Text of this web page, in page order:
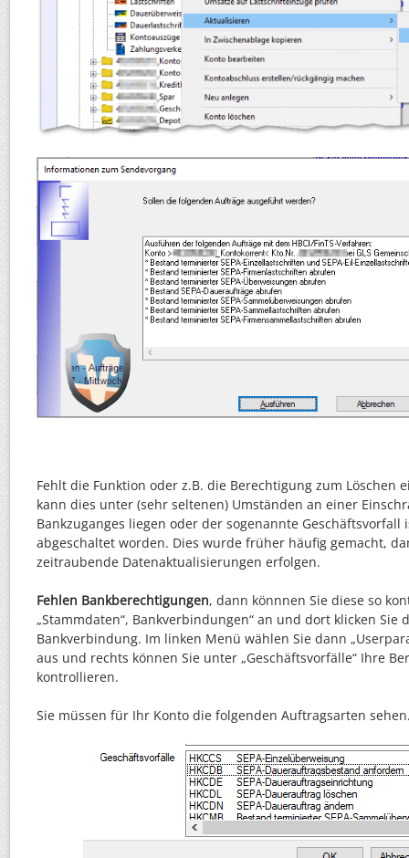
Fehlt die Funktion oder z.B. die Berechtigung zum Löschen
kann dies unter (sehr seltenen) Umständen an einer
Bankzuganges liegen oder der sogenannte
abgeschaltet worden. Dies wurde früher häufig gemacht,
zeitraubende Datenaktualisierungen erfolgen.
Fehlen Bankberechtigungen, dann könnnen Sie diese so
„Stammdaten“, Bankverbindungen“ an und dort klicken Sie
Bankverbindung. Im linken Menü wählen Sie dann
aus und rechts können Sie unter „Geschäftsvorfälle“ Ihre
kontrollieren.
Sie müssen für Ihr Konto die folgenden Auftragsarten